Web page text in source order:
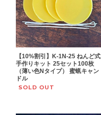
【10%割引】K-1N-25 ねんど式
手作りキット 25セット100枚
（薄い色Nタイプ） 蜜蝋キャン
ドル
SOLD OUT